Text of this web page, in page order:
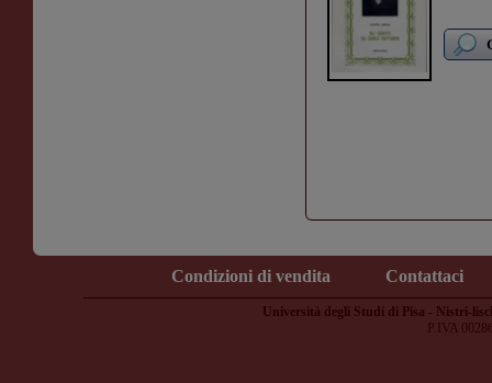
Condizioni di vendita Contattaci
Università degli Studi di Pisa - Nistri-
P.IVA